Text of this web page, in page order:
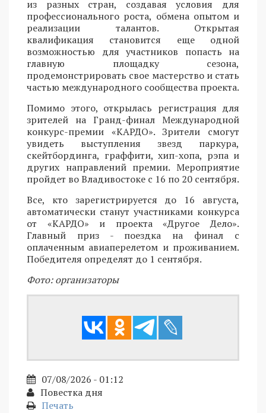
из разных стран, создавая условия для
профессионального роста, обмена опытом и
реализации талантов. Открытая
квалификация становится еще одной
возможностью для участников попасть на
главную площадку сезона,
продемонстрировать свое мастерство и стать
частью международного сообщества проекта.
Помимо этого, открылась регистрация для
зрителей на Гранд-финал Международной
конкурс-премии «КАРДО». Зрители смогут
увидеть выступления звезд паркура,
скейтбординга, граффити, хип-хопа, рэпа и
других направлений премии. Мероприятие
пройдет во Владивостоке с 16 по 20 сентября.
Все, кто зарегистрируется до 16 августа,
автоматически станут участниками конкурса
от «КАРДО» и проекта «Другое Дело».
Главный приз - поездка на финал с
оплаченным авиаперелетом и проживанием.
Победителя определят до 1 сентября.
Фото: организаторы
07/08/2026 - 01:12
Повестка дня
Печать